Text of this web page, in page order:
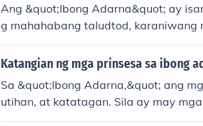
Ang &quot;Ibong Adarna&quot; ay
g mahahabang taludtod, karaniwang
to nito ay puno ng mga elementong
kapangyarihang katangian.
ining na wika at simbolismo ay
Katangian ng mga prinsesa sa ibong
Sa &quot;Ibong Adarna,&quot; ang
utihan, at katatagan. Sila ay may
mahal at matulungin, lalo na sa